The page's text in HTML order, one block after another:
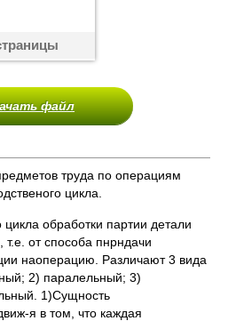
файл
труда по операциям
цикла.
цикла обработки партии детали
т.е. от способа пнрндачи
наоперацию. Различают 3 вида
2) паралельный; 3)
1)Сущность
я в том, что каждая